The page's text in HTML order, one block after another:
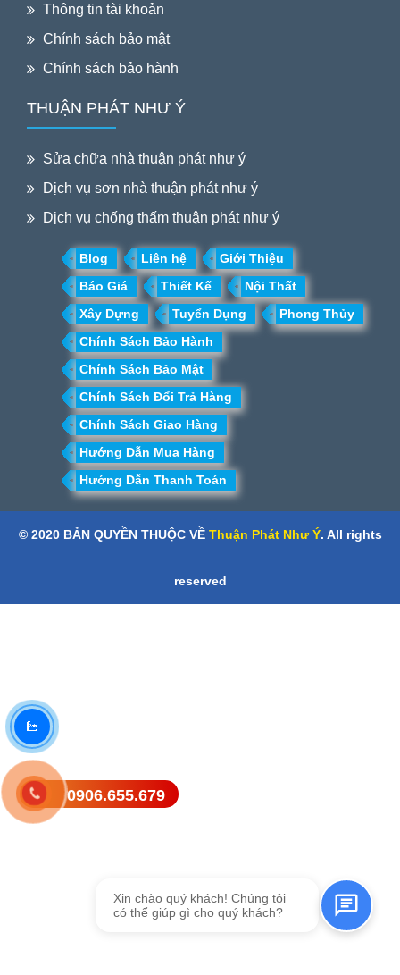
Thông tin tài khoản
Chính sách bảo mật
Chính sách bảo hành
THUẬN PHÁT NHƯ Ý
Sửa chữa nhà thuận phát như ý
Dịch vụ sơn nhà thuận phát như ý
Dịch vụ chống thấm thuận phát như ý
Blog Liên hệ
Giới Thiệu
Báo Giá
Thiết Kế
Nội Thất
Xây Dựng
Tuyển Dụng
Phong Thủy
Chính Sách Bảo Hành
Chính Sách Bảo Mật
Chính Sách Đổi Trả Hàng
Chính Sách Giao Hàng
Hướng Dẫn Mua Hàng
Hướng Dẫn Thanh Toán
0906.655.679
Xin chào quý khách! Chúng tôi
có thể giúp gì cho quý khách?
© 2020 BẢN QUYỀN THUỘC VỀ Thuận Phát Như Ý. All rights
reserved